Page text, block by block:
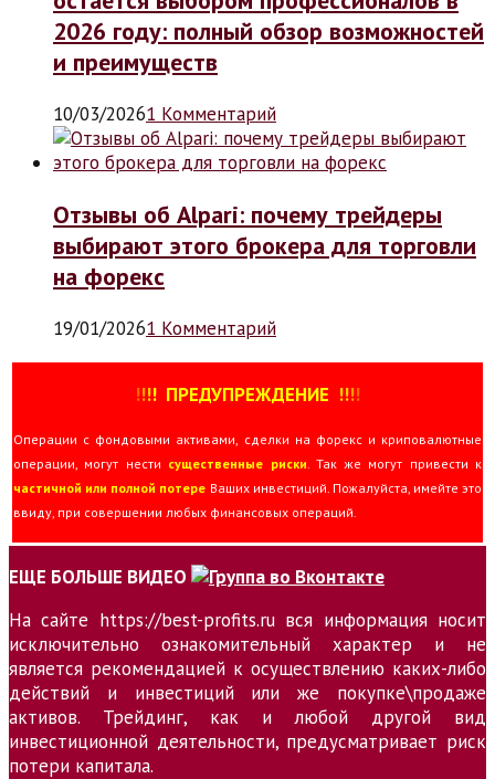
2026 году: полный обзор возможностей
и преимуществ
10/03/20261 Комментарий
Отзывы об Alpari: почему трейдеры
выбирают этого брокера для торговли
на форекс
19/01/20261 Комментарий
!!!! ПРЕДУПРЕЖДЕНИЕ !!!!
Операции с фондовыми активами, сделки на форекс и криповалютные
операции, могут нести существенные риски . Так же могут привести к
частичной или полной потере Ваших инвестиций. Пожалуйста, имейте это
ввиду, при совершении любых финансовых операций.
ЕЩЕ БОЛЬШЕ ВИДЕО
На сайте https://best-profits.ru вся информация носит
исключительно ознакомительный характер и не
является рекомендацией к осуществлению каких-либо
действий и инвестиций или же покупке\продаже
активов. Трейдинг, как и любой другой вид
инвестиционной деятельности, предусматривает риск
потери капитала.